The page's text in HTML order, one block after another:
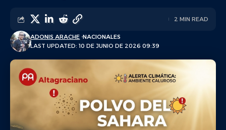
LAST UPDATED: 10 DE JUNIO DE 2026 09:39
ADONIS ARACHE NACIONALES
2 MIN READ